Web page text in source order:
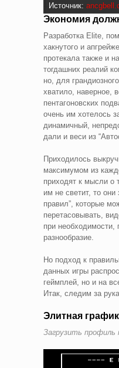
Источник:
Экономия
Разработка Elite,
хакнутого и
протекала также и
тогдашних реалий
но, для
хватило, наверное,
пентагоновских
очень им хотелось
динамичный,
дали и веси из
Приходилось
максимумом из
приходят к мысли о
им не светит, то они
правил”, которые
перетасовывать,
при необходимости,
разнообразие.
Но подход к
данных игры
геймплей, но и на
Итак, следим за
Элитная
Загрузить профиль